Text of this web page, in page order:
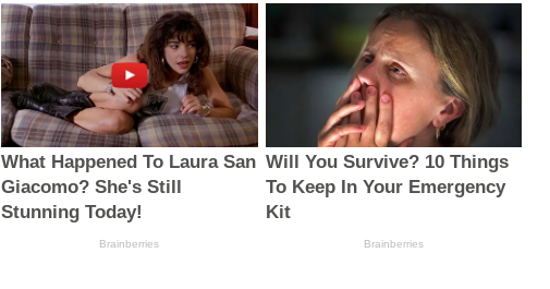
What Happened To Laura San
Giacomo? She's Still
Stunning Today!
Brainberries
Will You Survive? 10 Things
To Keep In Your Emergency
Kit
Brainberries